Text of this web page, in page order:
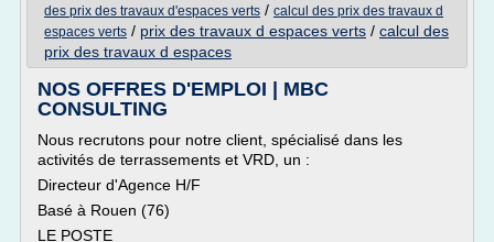
des prix des travaux d'espaces verts / calcul des prix des travaux d
espaces verts / prix des travaux d espaces verts / calcul des
prix des travaux d espaces
NOS OFFRES D'EMPLOI | MBC
CONSULTING
Nous recrutons pour notre client, spécialisé dans les
activités de terrassements et VRD, un :
Directeur d'Agence H/F
Basé à Rouen (76)
LE POSTE